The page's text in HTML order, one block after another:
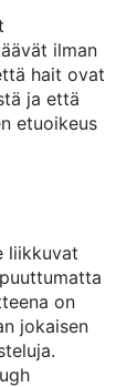
ilman
hait ovat
ja että
etuoikeus
liikkuvat
on
jokaisen